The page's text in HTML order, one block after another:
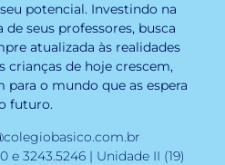
potencial. Investindo na
seus professores, busca
atualizada às realidades
crianças de hoje crescem,
para o mundo que as espera
futuro.
e 3243.5246 | Unidade II (19)